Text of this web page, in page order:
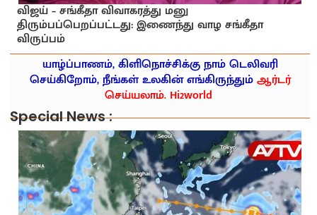
விஜய் – சங்கீதா விவாகரத்து மனு
திரும்பப்பெறப்பட்டது: இணைந்து வாழ சங்கீதா
விருப்பம்
யாழ்ப்பாணம், கிளிநொச்சிக்கு நாம் டெலிவரி
செய்கிறோம், நீங்கள் உலகின் எங்கிருந்தும்ஆர்டர்
செய்யலாம். Hi2world
Special News :